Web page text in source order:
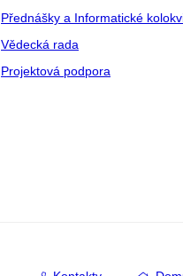
Přednášky a Informatické
Vědecká rada
Projektová podpora